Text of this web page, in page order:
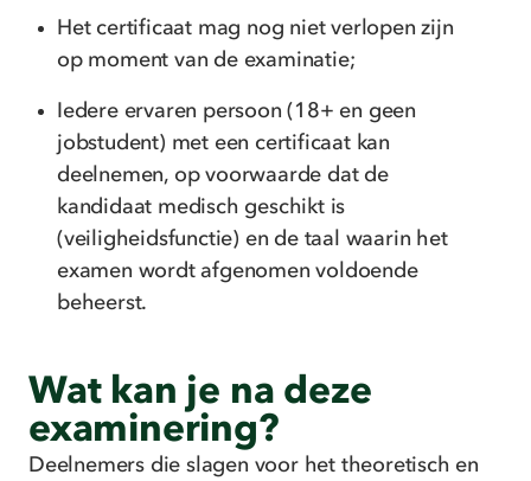
Het certificaat mag nog niet verlopen zijn
op moment van de examinatie;
Iedere ervaren persoon (18+ en geen
jobstudent) met een certificaat kan
deelnemen, op voorwaarde dat de
kandidaat medisch geschikt is
(veiligheidsfunctie) en de taal waarin het
examen wordt afgenomen voldoende
beheerst.
Wat kan je na deze
examinering?
Deelnemers die slagen voor het theoretisch en